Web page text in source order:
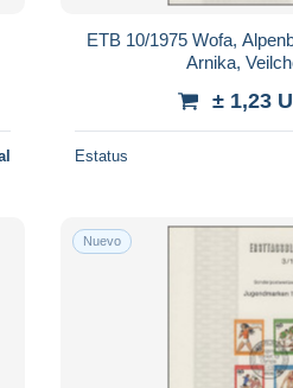
ETB 10/1975 Wofa,
Arnika,
± 1,23
Estatus
Nuevo